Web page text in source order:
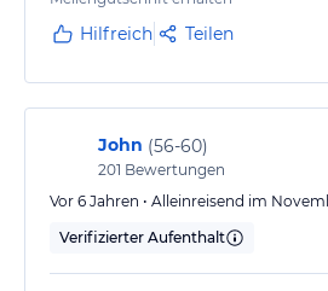
hören ist (aber nicht sehr laut).
Hilfreich Teilen
John (56-60)
201 Bewertungen
Vor 6 Jahren • Alleinreisend im
Verifizierter Aufenthalt